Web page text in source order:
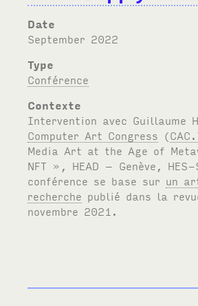
Date
September 2022
Type
Conférence
Contexte
Intervention avec Guillaume
Computer Art Congress (
Media Art at the Age of
NFT », HEAD – Genève, HES-
conférence se base sur un
recherche publié dans la
novembre 2021.